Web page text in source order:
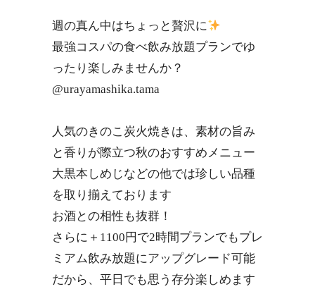
週の真ん中はちょっと贅沢に
最強コスパの食べ飲み放題プランでゆ
ったり楽しみませんか？
@urayamashika.tama
人気のきのこ炭火焼きは、素材の旨み
と香りが際立つ秋のおすすめメニュー
大黒本しめじなどの他では珍しい品種
を取り揃えております
お酒との相性も抜群！
さらに＋1100円で2時間プランでもプレ
ミアム飲み放題にアップグレード可能
だから、平日でも思う存分楽しめます